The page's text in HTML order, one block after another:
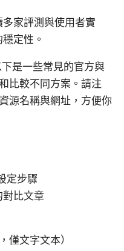
家評測與使用者實
定性。
是一些常見的官方與
比較不同方案。請注
源名稱與網址，方便你
定步驟
對比文章
僅文字文本）